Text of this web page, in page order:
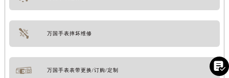
万国手表摔坏维修
万国手表表带更换/订购/定制
